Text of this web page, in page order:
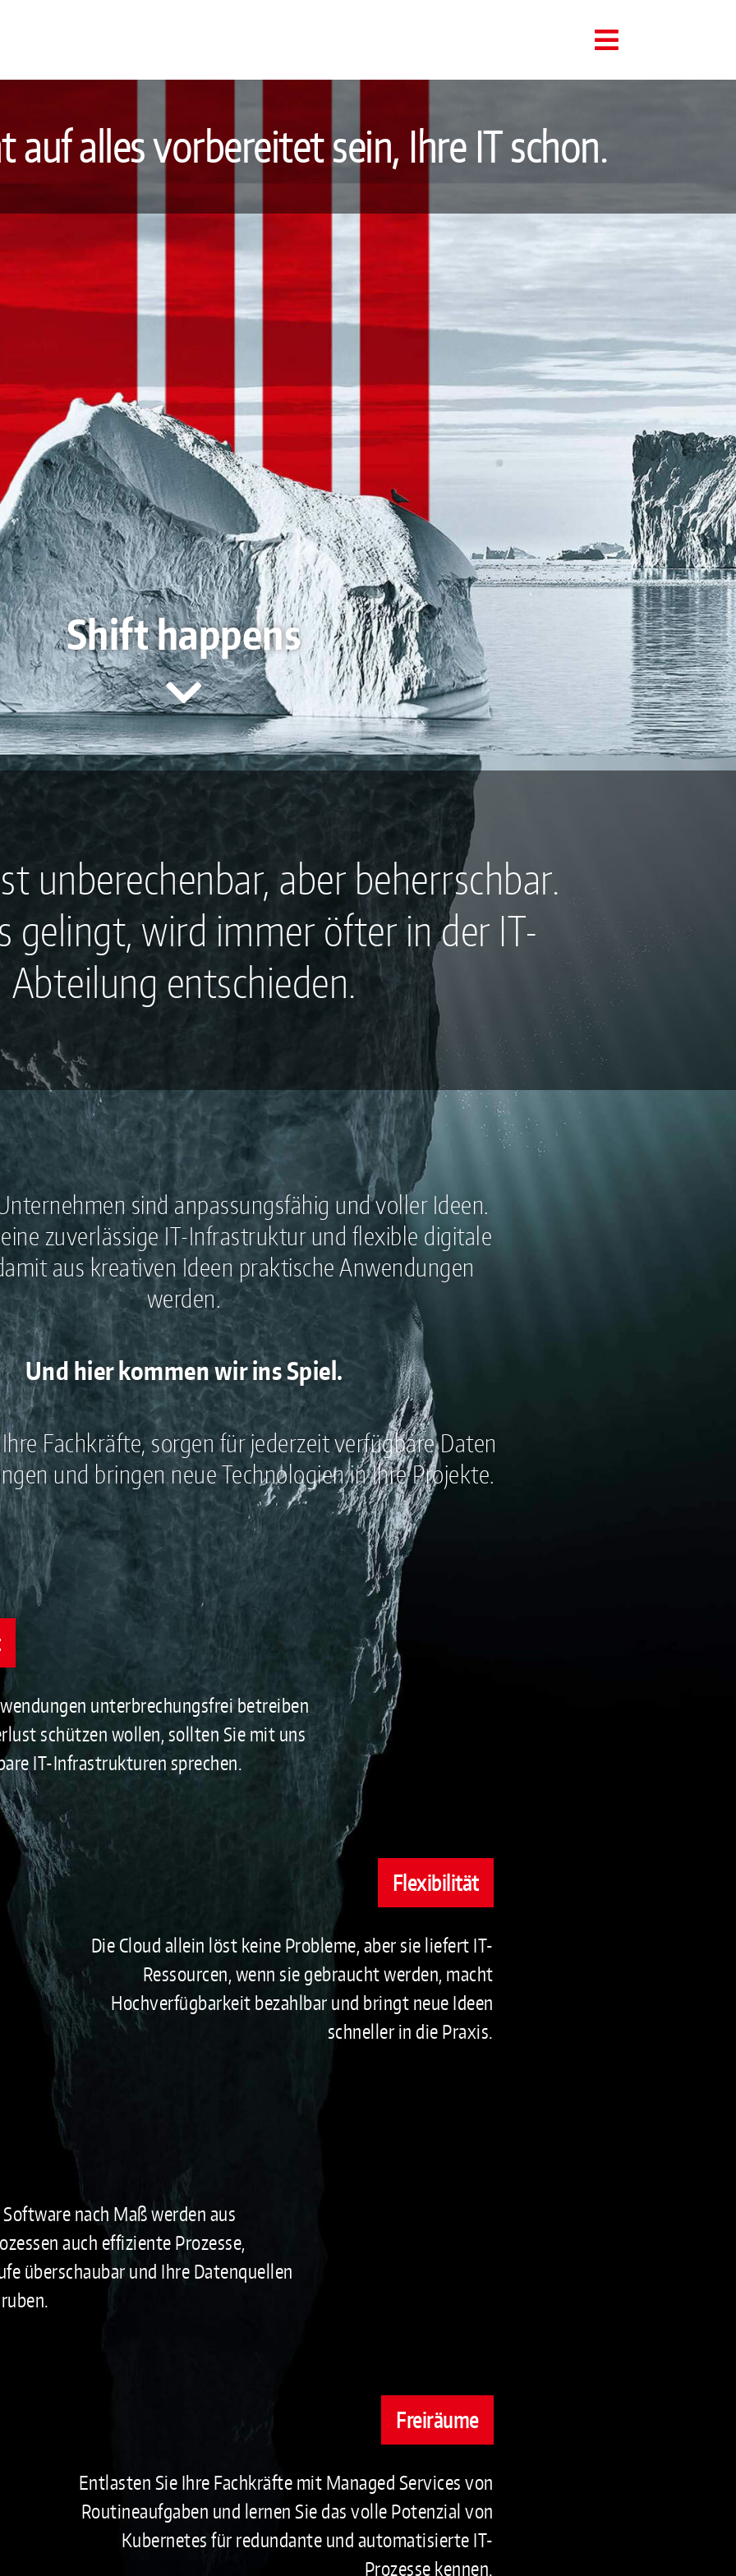
Toggle
Navigation
auf alles vorbereitet sein, Ihre IT schon.
Shift happens
unberechenbar, aber beherrschbar.
gelingt, wird immer öfter in der IT-
Abteilung entschieden.
sind anpassungsfähig und voller Ideen.
zuverlässige IT-Infrastruktur und flexible digitale
aus kreativen Ideen praktische Anwendungen
werden.
Und hier kommen wir ins Spiel.
Fachkräfte, sorgen für jederzeit verfügbare Daten
und bringen neue Technologien in Ihre Projekte.
unterbrechungsfrei betreiben
schützen wollen, sollten Sie mit uns
IT-Infrastrukturen sprechen.
Flexibilität
Die Cloud allein löst keine Probleme, aber sie liefert IT-
Ressourcen, wenn sie gebraucht werden, macht
Hochverfügbarkeit bezahlbar und bringt neue Ideen
schneller in die Praxis.
nach Maß werden aus
auch effiziente Prozesse,
überschaubar und Ihre Datenquellen
Freiräume
Entlasten Sie Ihre Fachkräfte mit Managed Services von
Routineaufgaben und lernen Sie das volle Potenzial von
Kubernetes für redundante und automatisierte IT-
Prozesse kennen.